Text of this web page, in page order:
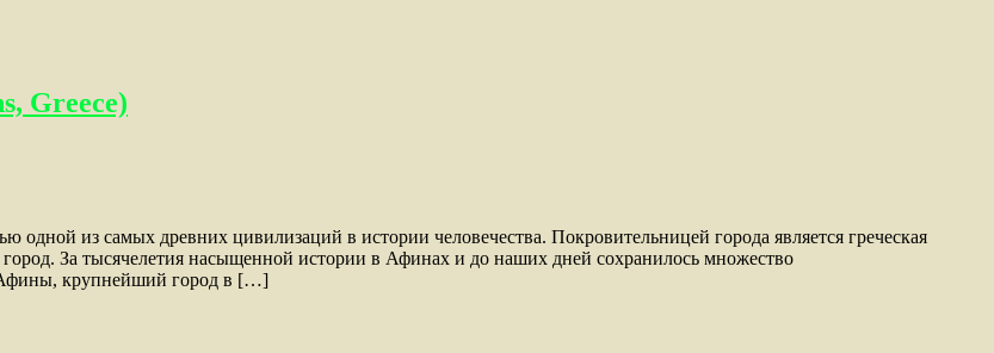
Greece)
из самых древних цивилизаций в истории человечества. Покровительницей города является греческая
За тысячелетия насыщенной истории в Афинах и до наших дней сохранилось множество
Афины, крупнейший город в […]